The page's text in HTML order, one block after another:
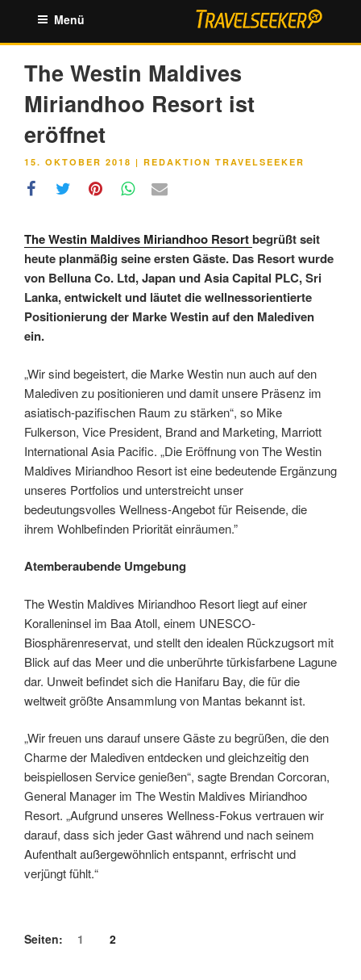
springen
Menü
The Westin Maldives
Miriandhoo Resort ist
eröffnet
VERÖFFENTLICHT
15. OKTOBER 2018 | REDAKTION TRAVELSEEKER
The Westin Maldives Miriandhoo Resortbegrüßt seit
heute planmäßig seine ersten Gäste. Das Resort wurde
von Belluna Co. Ltd, Japan und Asia Capital PLC, Sri
Lanka, entwickelt und läutet die wellnessorientierte
Positionierung der Marke Westin auf den Malediven
ein.
„Wir sind begeistert, die Marke Westin nun auch auf den
Malediven zu positionieren und damit unsere Präsenz im
asiatisch-pazifischen Raum zu stärken“, so Mike
Fulkerson, Vice President, Brand and Marketing, Marriott
International Asia Pacific. „Die Eröffnung von The Westin
Maldives Miriandhoo Resort ist eine bedeutende Ergänzung
unseres Portfolios und unterstreicht unser
bedeutungsvolles Wellness-Angebot für Reisende, die
ihrem Wohlbefinden Priorität einräumen.”
Atemberaubende Umgebung
The Westin Maldives Miriandhoo Resort liegt auf einer
Koralleninsel im Baa Atoll, einem UNESCO-
Biosphärenreservat, und stellt den idealen Rückzugsort mit
Blick auf das Meer und die unberührte türkisfarbene Lagune
dar. Unweit befindet sich die Hanifaru Bay, die für die
weltweit größte Ansammlung von Mantas bekannt ist.
„Wir freuen uns darauf unsere Gäste zu begrüßen, die den
Charme der Malediven entdecken und gleichzeitig den
beispiellosen Service genießen“, sagte Brendan Corcoran,
General Manager im The Westin Maldives Miriandhoo
Resort. „Aufgrund unseres Wellness-Fokus vertrauen wir
darauf, dass sich jeder Gast während und nach seinem
Aufenthalt außergewöhnlich entspannt, erfrischt und
verjüngt fühlt.“
Seiten: 1 2